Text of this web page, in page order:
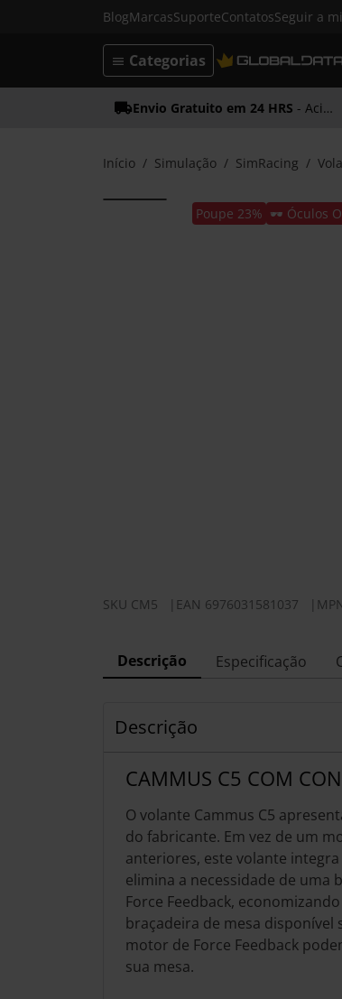
BlogMarcasSuporteContatosSeguir a
Categorias
Envio Gratuito em 24 HRS - Acima dos 50€
Início Simulação SimRacing
Poupe 23% 🕶️ Óculos
SKU CM5 EAN 6976031581037
Descrição Especificação
Descrição
CAMMUS C5 COM
O volante Cammus C5
do fabricante. Em vez de um
anteriores, este volante
elimina a necessidade de uma
Force Feedback,
braçadeira de mesa disponível
motor de Force Feedback
sua mesa.